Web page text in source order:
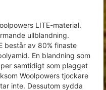
LITE-material.
ullblandning.
består av 80% finaste
En blandning som
samtidigt som plagget
Woolpowers tjockare
inte. Dessutom sydda